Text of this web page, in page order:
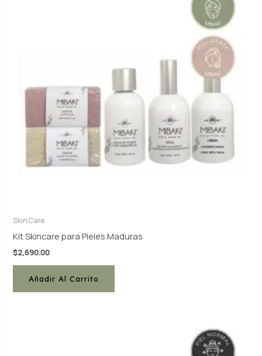
Skin Care
Kit Skincare para Pieles Maduras
$2,690.00
Añadir Al Carrito